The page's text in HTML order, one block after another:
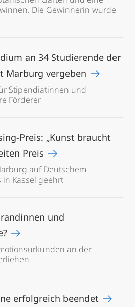
Die Gewinnerin wurde
an 34 Studierende der
Marburg vergeben
Stipendiatinnen und
Förderer
Preis: „Kunst braucht
Preis
auf Deutschem
Kassel geehrt
und
an der
erfolgreich beendet